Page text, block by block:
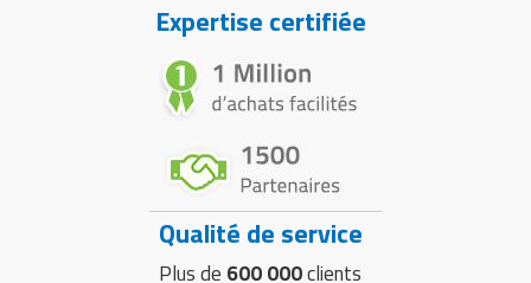
Expertise certifiée
Qualité de service
Plus de 600 000clients